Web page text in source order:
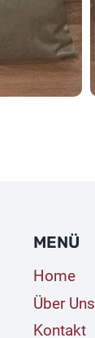
MENÜ
Home
Über Uns
Kontakt